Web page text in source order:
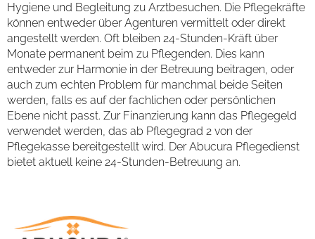
Hygiene und Begleitung zu Arztbesuchen. Die Pflegekräfte
können entweder über Agenturen vermittelt oder direkt
angestellt werden. Oft bleiben 24-Stunden-Kräft über
Monate permanent beim zu Pflegenden. Dies kann
entweder zur Harmonie in der Betreuung beitragen, oder
auch zum echten Problem für manchmal beide Seiten
werden, falls es auf der fachlichen oder persönlichen
Ebene nicht passt. Zur Finanzierung kann das Pflegegeld
verwendet werden, das ab Pflegegrad 2 von der
Pflegekasse bereitgestellt wird. Der Abucura Pflegedienst
bietet aktuell keine 24-Stunden-Betreuung an.